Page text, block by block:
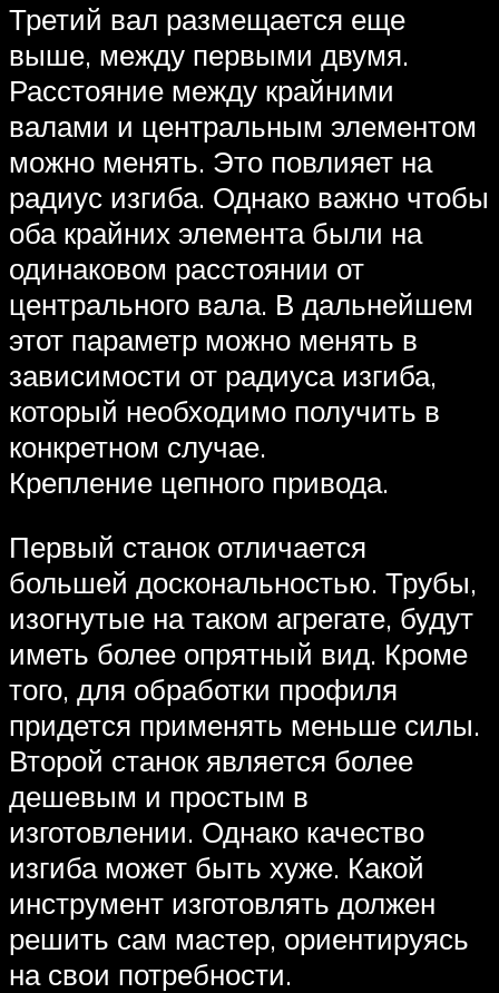
Третий вал размещается еще
выше, между первыми двумя.
Расстояние между крайними
валами и центральным элементом
можно менять. Это повлияет на
радиус изгиба. Однако важно чтобы
оба крайних элемента были на
одинаковом расстоянии от
центрального вала. В дальнейшем
этот параметр можно менять в
зависимости от радиуса изгиба,
который необходимо получить в
конкретном случае.
Крепление цепного привода.
Первый станок отличается
большей доскональностью. Трубы,
изогнутые на таком агрегате, будут
иметь более опрятный вид. Кроме
того, для обработки профиля
придется применять меньше силы.
Второй станок является более
дешевым и простым в
изготовлении. Однако качество
изгиба может быть хуже. Какой
инструмент изготовлять должен
решить сам мастер, ориентируясь
на свои потребности.